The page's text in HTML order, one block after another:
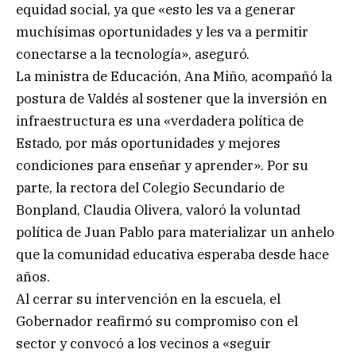
equidad social, ya que «esto les va a generar
muchísimas oportunidades y les va a permitir
conectarse a la tecnología», aseguró.
La ministra de Educación, Ana Miño, acompañó la
postura de Valdés al sostener que la inversión en
infraestructura es una «verdadera política de
Estado, por más oportunidades y mejores
condiciones para enseñar y aprender». Por su
parte, la rectora del Colegio Secundario de
Bonpland, Claudia Olivera, valoró la voluntad
política de Juan Pablo para materializar un anhelo
que la comunidad educativa esperaba desde hace
años.
Al cerrar su intervención en la escuela, el
Gobernador reafirmó su compromiso con el
sector y convocó a los vecinos a «seguir